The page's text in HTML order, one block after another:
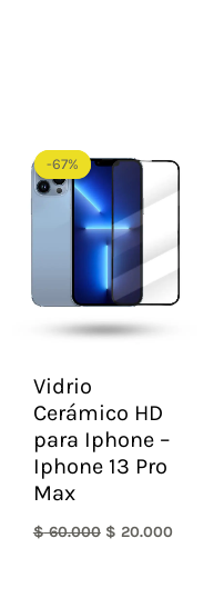
-67%
-67%
Vidrio
Cerámico HD
para Iphone –
Iphone 13 Pro
Max
$60.000
precio
original
era:
$ 60.000.
$ 20.000
precio
actual
es: